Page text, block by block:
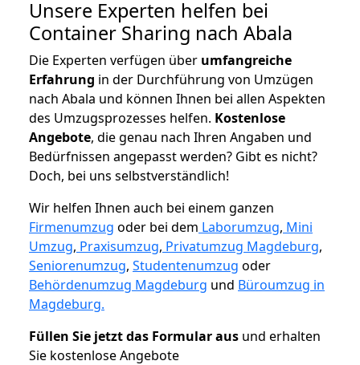
Unsere Experten helfen bei
Container Sharing nach Abala
Die Experten verfügen über umfangreiche
Erfahrung in der Durchführung von Umzügen
nach Abala und können Ihnen bei allen Aspekten
des Umzugsprozesses helfen. Kostenlose
Angebote, die genau nach Ihren Angaben und
Bedürfnissen angepasst werden? Gibt es nicht?
Doch, bei uns selbstverständlich!
Wir helfen Ihnen auch bei einem ganzen
Firmenumzug oder bei dem Laborumzug, Mini
Umzug, Praxisumzug, Privatumzug Magdeburg,
Seniorenumzug, Studentenumzug oder
Behördenumzug Magdeburg und Büroumzug in
Magdeburg.
Füllen Sie jetzt das Formular aus und erhalten
Sie kostenlose Angebote